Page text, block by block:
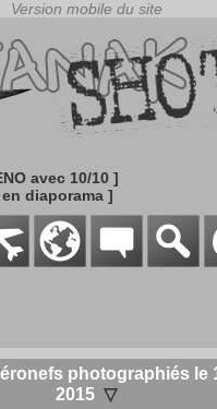
avec 10/10 ]
diaporama ]
photographiés le
2015 ▽